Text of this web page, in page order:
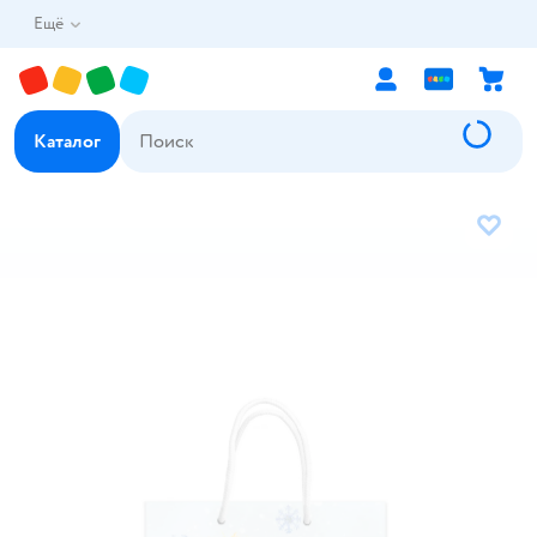
Ещё
Каталог
В